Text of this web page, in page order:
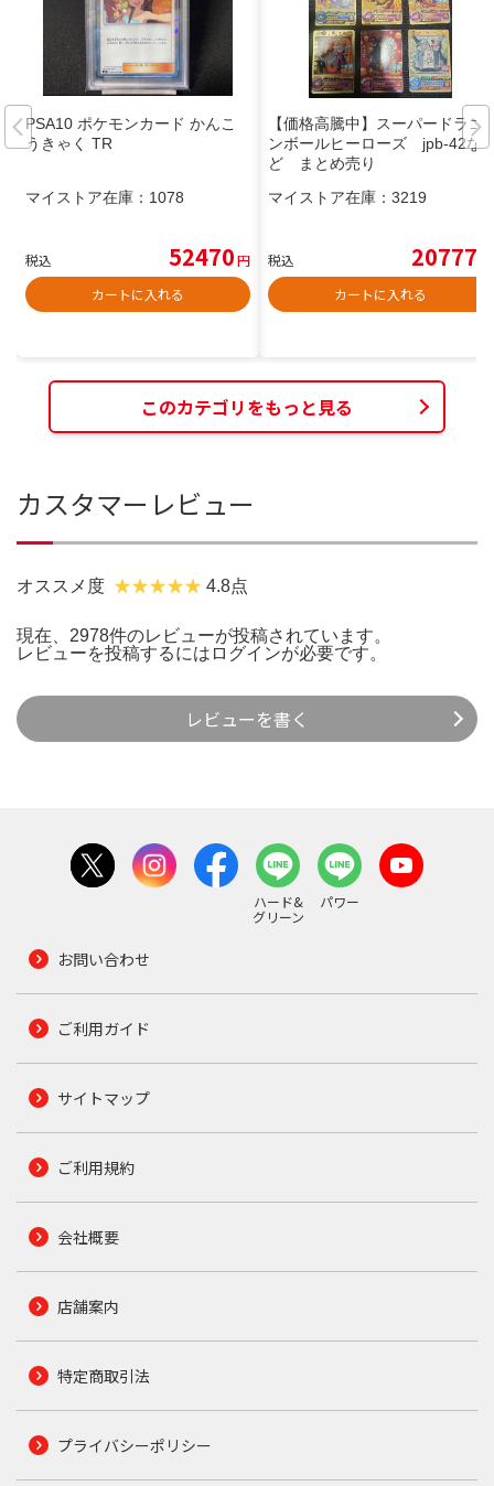
PSA10 ポケモンカード かんこ
うきゃく TR
マイストア在庫： 1078
税込 52470円
カートに入れる
【価格高騰中】スーパードラゴ
ンボールヒーローズ jpb-42な
ど まとめ売り
マイストア在庫： 3219
税込 20777
カートに入れる
このカテゴリをもっと見る
カスタマーレビュー
オススメ度 4.8点
現在、2978件のレビューが投稿されています。
レビューを投稿するには ログインが必要です。
レビューを書く
ハード&
グリーン
パワー
お問い合わせ
ご利用ガイド
サイトマップ
ご利用規約
会社概要
店舗案内
特定商取引法
プライバシーポリシー